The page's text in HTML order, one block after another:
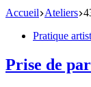
Accueil Ateliers
Pratique
Prise de